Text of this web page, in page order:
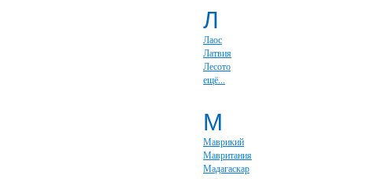
Л
Лаос
Латвия
Лесото
ещё...
М
Маврикий
Мавритания
Мадагаскар